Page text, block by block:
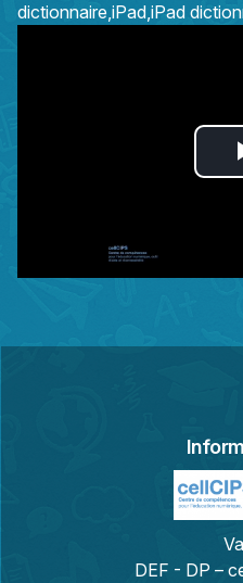
dictionnaire iPad iPad
DEF - DP –